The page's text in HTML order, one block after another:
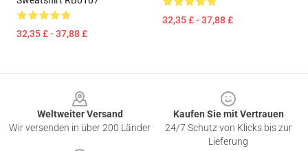
32,35 £ - 37,88 £
32,35 £ - 37,88 £
Weltweiter Versand
Wir versenden in über 200 Länder
Kaufen Sie mit Vertrauen
24/7 Schutz von Klicks bis zur
Lieferung